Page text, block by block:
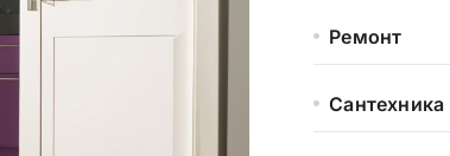
Ремонт
Сантехника